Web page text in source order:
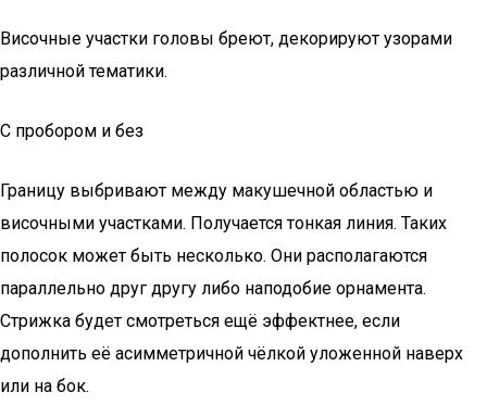
Височные участки головы бреют, декорируют узорами
различной тематики.
С пробором и без
Границу выбривают между макушечной областью и
височными участками. Получается тонкая линия. Таких
полосок может быть несколько. Они располагаются
параллельно друг другу либо наподобие орнамента.
Стрижка будет смотреться ещё эффектнее, если
дополнить её асимметричной чёлкой уложенной наверх
или на бок.